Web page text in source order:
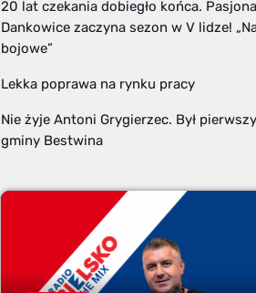
20 lat czekania dobiegło końca.
Dankowice zaczyna sezon w V lidze!
bojowe”
Lekka poprawa na rynku pracy
Nie żyje Antoni Grygierzec. Był
gminy Bestwina